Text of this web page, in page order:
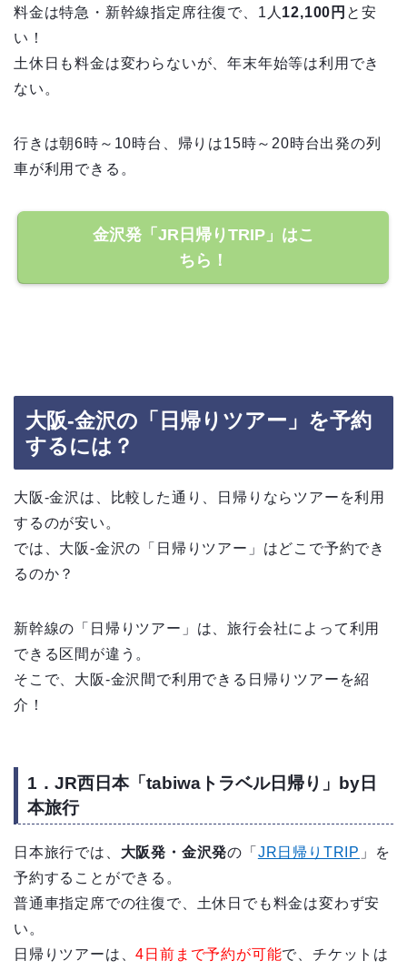
料金は特急・新幹線指定席往復で、1人 12,100円 と安
い！
土休日も料金は変わらないが、年末年始等は利用でき
ない。
行きは朝6時～10時台、帰りは15時～20時台出発の列
車が利用できる。
金沢発「JR日帰りTRIP」はこ
ちら！
大阪-金沢の「日帰りツアー」を予約
するには？
大阪-金沢は、比較した通り、日帰りならツアーを利用
するのが安い。
では、大阪-金沢の「日帰りツアー」はどこで予約でき
るのか？
新幹線の「日帰りツアー」は、旅行会社によって利用
できる区間が違う。
そこで、大阪-金沢間で利用できる日帰りツアーを紹
介！
1．JR西日本「tabiwaトラベル日帰り」by日
本旅行
日本旅行では、 大阪発・金沢発の「 JR日帰りTRIP 」を
予約することができる。
普通車指定席での往復で、土休日でも料金は変わず安
い。
日帰りツアーは、4日前まで予約が可能で、チケットは